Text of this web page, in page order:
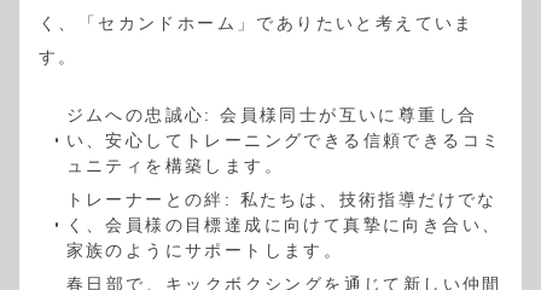
く、「セカンドホーム」でありたいと考えていま
す。
ジムへの忠誠心: 会員様同士が互いに尊重し合
い、安心してトレーニングできる信頼できるコミ
ュニティを構築します。
トレーナーとの絆: 私たちは、技術指導だけでな
く、会員様の目標達成に向けて真摯に向き合い、
家族のようにサポートします。
春日部で、キックボクシングを通じて新しい仲間